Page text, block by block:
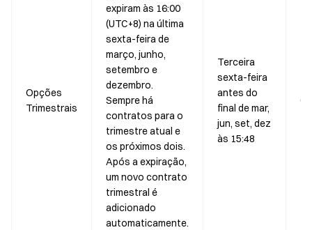
Opções
Trimestrais
expiram às 16:00
(UTC+8) na última
sexta-feira de
março, junho,
setembro e
dezembro.
Sempre há
contratos para o
trimestre atual e
os próximos dois.
Após a expiração,
um novo contrato
trimestral é
adicionado
automaticamente.
Terceira
sexta-feira
antes do
final de mar,
jun, set, dez
às 15:48